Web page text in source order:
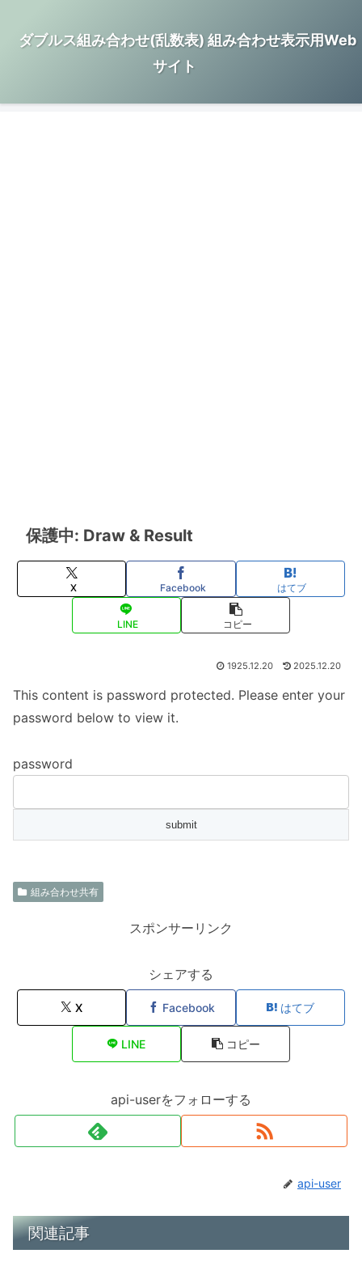
ダブルス組み合わせ(乱数表) 組み合わせ表示用Web
サイト
保護中: Draw & Result
X Facebook はてブ
LINE コピー
1925.12.20 2025.12.20
This content is password protected. Please enter your
password below to view it.
password
組み合わせ共有
スポンサーリンク
シェアする
X Facebook はてブ
LINE コピー
api-userをフォローする
api-user
関連記事